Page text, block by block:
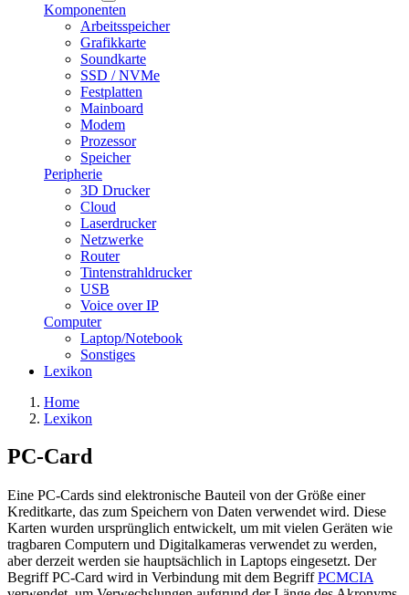
Komponenten
Arbeitsspeicher
Grafikkarte
Soundkarte
SSD / NVMe
Festplatten
Mainboard
Modem
Prozessor
Speicher
Peripherie
3D Drucker
Cloud
Laserdrucker
Netzwerke
Router
Tintenstrahldrucker
USB
Voice over IP
Computer
Laptop/Notebook
Sonstiges
Lexikon
Home
Lexikon
PC-Card
Eine PC-Cards sind elektronische Bauteil von der Größe einer
Kreditkarte, das zum Speichern von Daten verwendet wird. Diese
Karten wurden ursprünglich entwickelt, um mit vielen Geräten wie
tragbaren Computern und Digitalkameras verwendet zu werden,
aber derzeit werden sie hauptsächlich in Laptops eingesetzt. Der
Begriff PC-Card wird in Verbindung mit dem BegriffPCMCIA